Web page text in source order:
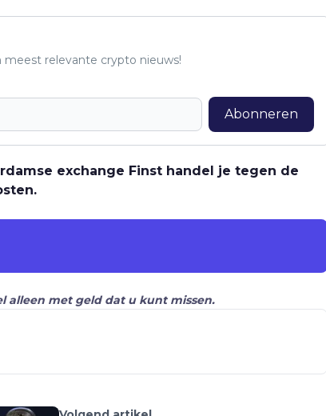
relevante crypto nieuws!
Abonneren
exchange Finst handel je tegen de
alleen met geld dat u kunt missen.